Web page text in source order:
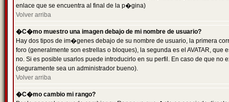
enlace que se encuentra al final de la p�gina)
Volver arriba
�C�mo muestro una imagen debajo de mi nombre de usuario?
Hay dos tipos de im�genes debajo de su nombre de usuario, la primera
foro (generalmente son estrellas o bloques), la segunda es el AVATAR,
no. Si es posible usarlos puede introducirlo en su perfil. En caso de que
(seguramente sea un administrador bueno).
Volver arriba
�C�mo cambio mi rango?